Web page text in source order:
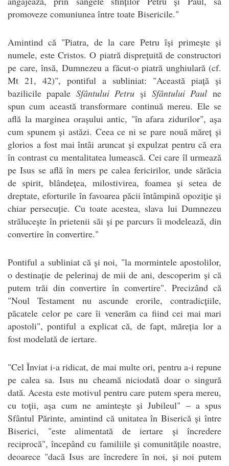
promoveze comuniunea între toate Bisericile."
Amintind că "Piatra, de la care Petru își primește și
numele, este Cristos. O piatră disprețuită de constructori
pe care, însă, Dumnezeu a făcut-o piatră unghiulară (cf.
Mt 21, 42)", pontiful a subliniat: "Această piață și
bazilicile papale Sfântului Petru și Sfântului Paul ne
spun cum această transformare continuă mereu. Ele se
află la marginea orașului antic, "în afara zidurilor", așa
cum spunem și astăzi. Ceea ce ni se pare nouă măreț și
glorios a fost mai întâi aruncat și expulzat pentru că era
în contrast cu mentalitatea lumească. Cei care îl urmează
pe Isus se află în mers pe calea fericirilor, unde sărăcia
de spirit, blândețea, milostivirea, foamea și setea de
dreptate, eforturile în favoarea păcii întâmpină opoziție și
chiar persecuție. Cu toate acestea, slava lui Dumnezeu
strălucește în prietenii săi și pe parcurs îi modelează, din
convertire în convertire."
Pontiful a subliniat că și noi, "la mormintele apostolilor,
o destinație de pelerinaj de mii de ani, descoperim și că
putem trăi din convertire în convertire". Precizând că
"Noul Testament nu ascunde erorile, contradicțiile,
păcatele celor pe care îi venerăm ca fiind cei mai mari
apostoli", pontiful a explicat că, de fapt, măreția lor a
fost modelată de iertare.
"Cel Înviat i-a ridicat, de mai multe ori, pentru a-i repune
pe calea sa. Isus nu cheamă niciodată doar o singură
dată. Acesta este motivul pentru care putem spera mereu,
cu toții, așa cum ne amintește și Jubileul" – a spus
Sfântul Părinte, amintind că unitatea în Biserică și între
Biserici, "este alimentată de iertare și încredere
reciprocă", începând cu familiile și comunitățile noastre,
deoarece "dacă Isus are încredere în noi, și noi putem